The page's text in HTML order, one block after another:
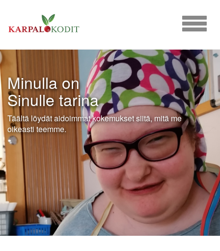
sisältöön
Valikko
painike
Minulla on
Sinulle tarina
Täältä löydät aidoimmat kokemukset siitä, mitä me
oikeasti teemme.